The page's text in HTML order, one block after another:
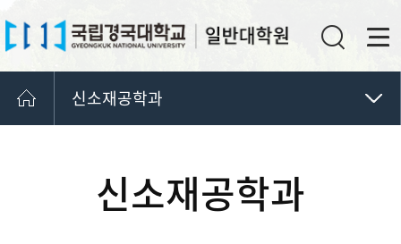
교과과정
신소재공학과
산림자원융합학과
신소재공학과
신소재공학과